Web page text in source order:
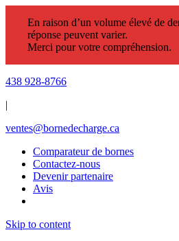
En raison d’un volume élevé de
réponse peuvent varier.
Merci pour votre compréhension.
438 928-8766
|
ventes@bornedecharge.ca
Comparateur de bornes
Contactez-nous
Devenir partenaire
Avis
Skip to content